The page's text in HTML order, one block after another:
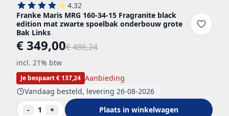
4.32
Franke Maris MRG 160-34-15 Fragranite black
edition mat zwarte spoelbak onderbouw grote
Bak Links
€ 349,00€ 486,24
incl. 21% btw
Je bespaart € 137,24 Aanbieding
Vandaag besteld, levering 26-08-2026
-
1 + Plaats in winkelwagen